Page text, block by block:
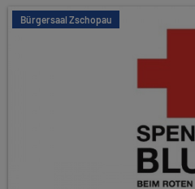
Bürgersaal Zschopau